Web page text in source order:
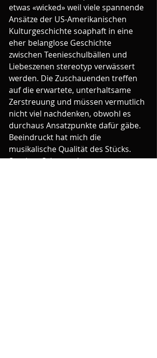
etwas «wicked» weil viele spannende
Ansätze der US-Amerikanischen
Kulturgeschichte soaphaft in eine
eher belanglose Geschichte
zwischen Teenieschulbällen und
Liebeszenen stereotyp verwässert
werden. Die Zuschauenden treffen
auf die erwartete, unterhaltsame
Zerstreuung und müssen vermutlich
nicht viel nachdenken, obwohl es
durchaus Ansatzpunkte dafür gäbe.
Beeindruckt hat mich die
musikalische Qualität des Stücks.
Stephan Schwartz hat